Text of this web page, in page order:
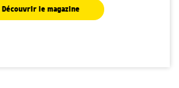
Découvrir le magazine